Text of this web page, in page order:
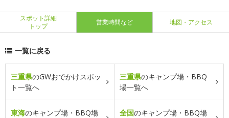
スポット詳細
トップ
営業時間など 地図・アクセス
一覧に戻る
三重県のGWおでかけスポッ
ト一覧へ
三重県のキャンプ場・BBQ
場一覧へ
東海のキャンプ場・BBQ場
全国のキャンプ場・BBQ場